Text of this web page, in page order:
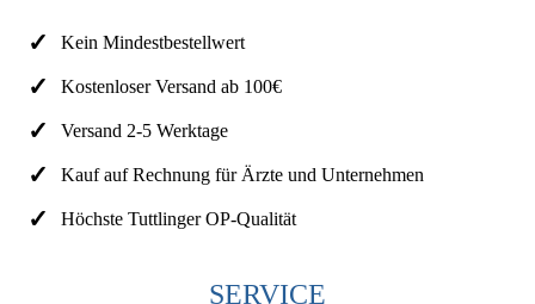
Kein Mindestbestellwert
Kostenloser Versand ab 100€
Versand 2-5 Werktage
Kauf auf Rechnung für Ärzte und Unternehmen
Höchste Tuttlinger OP-Qualität
SERVICE